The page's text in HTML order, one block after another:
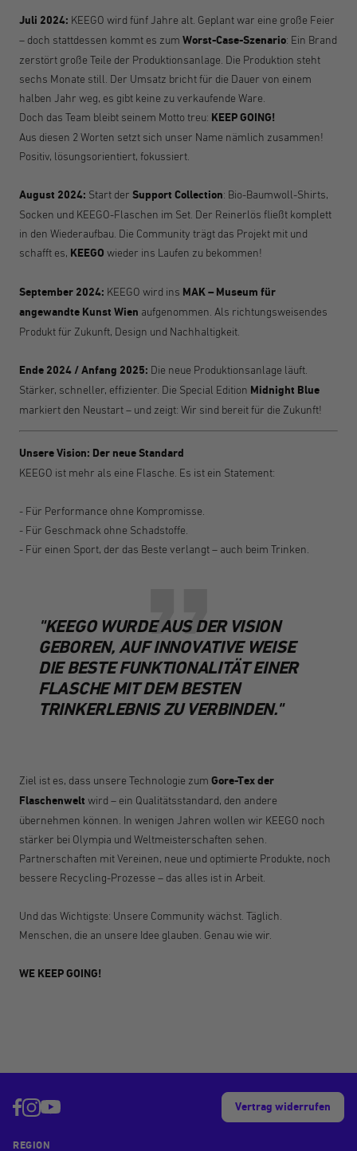
Juli 2024: KEEGO wird fünf Jahre alt. Geplant war eine große Feier
– doch stattdessen kommt es zum Worst-Case-Szenario: Ein Brand
zerstört große Teile der Produktionsanlage. Die Produktion steht
sechs Monate still. Der Umsatz bricht für die Dauer von einem
halben Jahr weg, es gibt keine zu verkaufende Ware.
Doch das Team bleibt seinem Motto treu: KEEP GOING!
Aus diesen 2 Worten setzt sich unser Name nämlich zusammen!
Positiv, lösungsorientiert, fokussiert.
August 2024: Start der Support Collection: Bio-Baumwoll-Shirts,
Socken und KEEGO-Flaschen im Set. Der Reinerlös fließt komplett
in den Wiederaufbau. Die Community trägt das Projekt mit und
schafft es, KEEGO wieder ins Laufen zu bekommen!
September 2024: KEEGO wird ins MAK – Museum für
angewandte Kunst Wien aufgenommen. Als richtungsweisendes
Produkt für Zukunft, Design und Nachhaltigkeit.
Ende 2024 / Anfang 2025: Die neue Produktionsanlage läuft.
Stärker, schneller, effizienter. Die Special Edition Midnight Blue
markiert den Neustart – und zeigt: Wir sind bereit für die Zukunft!
Unsere Vision: Der neue Standard
KEEGO ist mehr als eine Flasche. Es ist ein Statement:
- Für Performance ohne Kompromisse.
- Für Geschmack ohne Schadstoffe.
- Für einen Sport, der das Beste verlangt – auch beim Trinken.
"KEEGO WURDE AUS DER VISION
GEBOREN, AUF INNOVATIVE WEISE
DIE BESTE FUNKTIONALITÄT EINER
FLASCHE MIT DEM BESTEN
TRINKERLEBNIS ZU VERBINDEN."
Ziel ist es, dass unsere Technologie zum Gore-Tex der
Flaschenwelt wird – ein Qualitätsstandard, den andere
übernehmen können. In wenigen Jahren wollen wir KEEGO noch
stärker bei Olympia und Weltmeisterschaften sehen.
Partnerschaften mit Vereinen, neue und optimierte Produkte, noch
bessere Recycling-Prozesse – das alles ist in Arbeit.
Und das Wichtigste: Unsere Community wächst. Täglich.
Menschen, die an unsere Idee glauben. Genau wie wir.
WE KEEP GOING!
Vertrag widerrufen
REGION